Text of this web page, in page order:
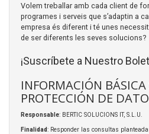
Volem treballar amb cada client de
programes i serveis que s’adaptin a
empresa és diferent i té unes
de ser diferents les seves solucions?
¡Suscríbete a Nuestro
INFORMACIÓN BÁSICA
PROTECCIÓN DE
Responsable: BERTIC SOLUCIONS IT, S.L.U.
Finalidad: Responder las consultas